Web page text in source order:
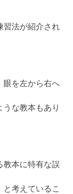
習法が紹介され
眼を左から右へ
な教本もあり
教本に特有な誤
と考えているこ